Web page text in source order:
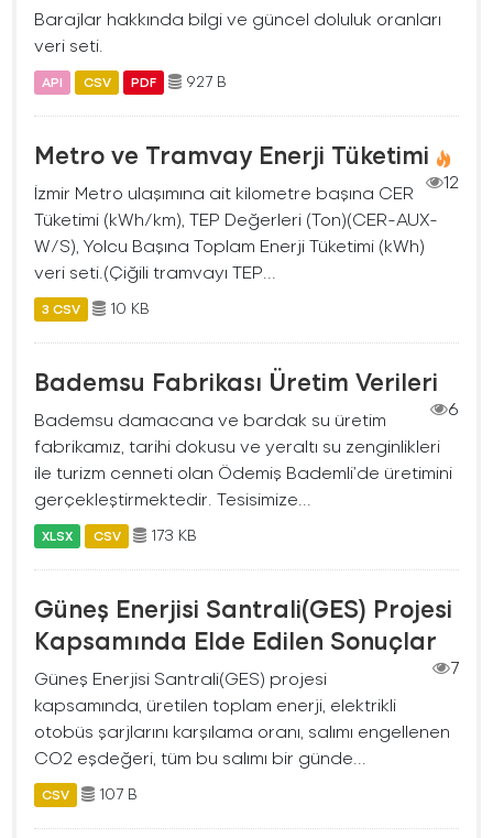
Barajlar hakkında bilgi ve güncel doluluk oranları
veri seti.
API CSV PDF 927 B
Metro ve Tramvay Enerji Tüketimi
12
İzmir Metro ulaşımına ait kilometre başına CER
Tüketimi (kWh/km), TEP Değerleri (Ton)(CER-AUX-
W/S), Yolcu Başına Toplam Enerji Tüketimi (kWh)
veri seti.(Çiğili tramvayı TEP...
3 CSV 10 KB
Bademsu Fabrikası Üretim Verileri
6
Bademsu damacana ve bardak su üretim
fabrikamız, tarihi dokusu ve yeraltı su zenginlikleri
ile turizm cenneti olan Ödemiş Bademli’de üretimini
gerçekleştirmektedir. Tesisimize...
XLSX CSV 173 KB
Güneş Enerjisi Santrali(GES) Projesi
Kapsamında Elde Edilen Sonuçlar
7
Güneş Enerjisi Santrali(GES) projesi
kapsamında, üretilen toplam enerji, elektrikli
otobüs şarjlarını karşılama oranı, salımı engellenen
CO2 eşdeğeri, tüm bu salımı bir günde...
CSV 107 B